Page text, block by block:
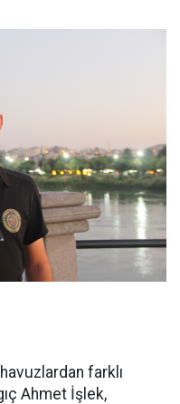
farklı
Ahmet İşlek,